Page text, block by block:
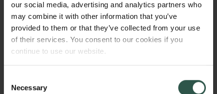
our social media, advertising and analytics partners who
may combine it with other information that you’ve
provided to them or that they’ve collected from your use
of their services. You consent to our cookies if you
continue to use our website.
Selection
Necessary
I efteråret 2025 trådte EU’s Dataforordning
om fair adgang til data i kraft. I teorien kan
for eksempel forskere fremover anmode om
data, hvis de har et argument for at ville